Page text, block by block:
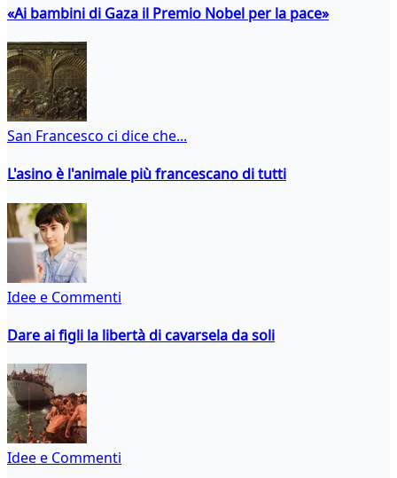
«Ai bambini di Gaza il Premio Nobel per la pace»
San Francesco ci dice che...
L'asino è l'animale più francescano di tutti
Idee e Commenti
Dare ai figli la libertà di cavarsela da soli
Idee e Commenti